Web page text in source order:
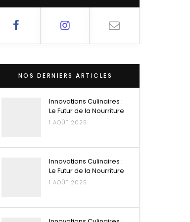
NOS DERNIERS ARTICLES
Innovations Culinaires :
Le Futur de la Nourriture
1 AOÛT 2025
Innovations Culinaires :
Le Futur de la Nourriture
1 AOÛT 2025